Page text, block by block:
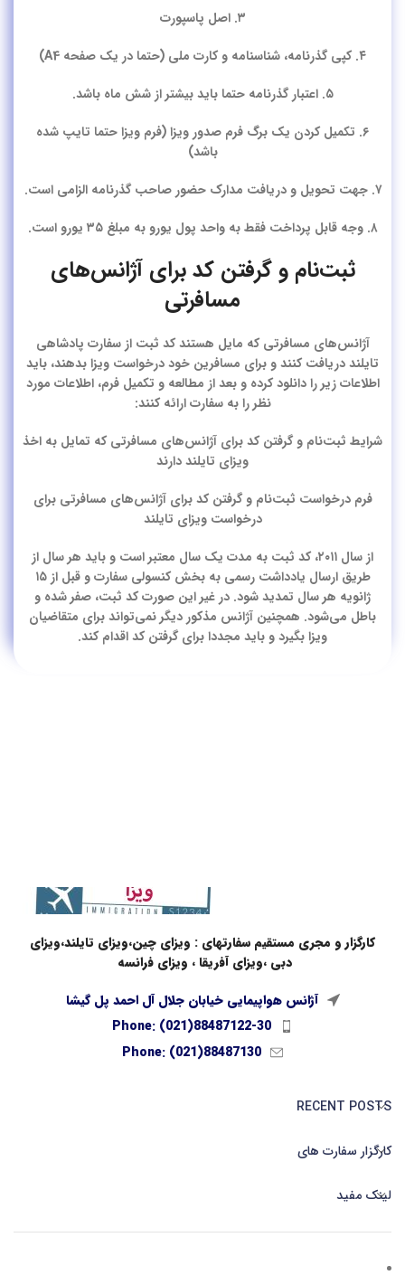
۳. اصل پاسپورت
۴. کپی گذرنامه، شناسنامه و کارت ملی (حتما در یک صفحه A4)
۵. اعتبار گذرنامه حتما باید بیشتر از شش ماه باشد.
۶. تکمیل کردن یک برگ فرم صدور ویزا (فرم ویزا حتما تایپ شده
باشد)
۷. جهت تحویل و دریافت مدارک حضور صاحب گذرنامه الزامی است.
۸. وجه قابل پرداخت فقط به واحد پول یورو به مبلغ ۳۵ یورو است.
ثبت‌نام و گرفتن کد برای آژانس‌های
مسافرتی
آژانس‌های مسافرتی که مایل هستند کد ثبت از سفارت پادشاهی
تایلند دریافت کنند و برای مسافرین خود درخواست ویزا بدهند، باید
اطلاعات زیر را دانلود کرده و بعد از مطالعه و تکمیل فرم، اطلاعات مورد
نظر را به سفارت ارائه کنند:
شرایط ثبت‌نام و گرفتن کد برای آژانس‌های مسافرتی که تمایل به اخذ
ویزای تایلند دارند
فرم درخواست ثبت‌نام و گرفتن کد برای آژانس‌های مسافرتی برای
درخواست ویزای تایلند
از سال ۲۰۱۱، کد ثبت به مدت یک سال معتبر است و باید هر سال از
طریق ارسال یادداشت رسمی به بخش کنسولی سفارت و قبل از ۱۵
ژانویه هر سال تمدید شود. در غیر این صورت کد ثبت، صفر شده و
باطل می‌شود. همچنین آژانس مذکور دیگر نمی‌تواند برای متقاضیان
ویزا بگیرد و باید مجددا برای گرفتن کد اقدام کند.
کارگزار و مجری مستقیم سفارتهای : ویزای چین،ویزای تایلند،ویزای
دبی ،ویزای آفریقا ، ویزای فرانسه
آژانس هواپیمایی خیابان جلال آل احمد پل گیشا
Phone: (021)88487122-30
Phone: (021)88487130
RECENT POSTS
کارگزار سفارت های
لینک مفید